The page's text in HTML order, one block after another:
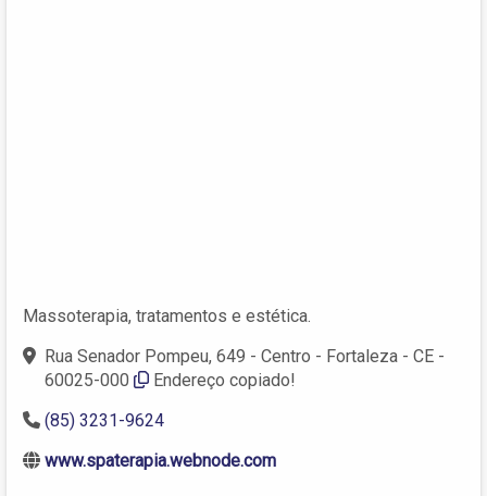
Massoterapia, tratamentos e estética.
Rua Senador Pompeu, 649 - Centro - Fortaleza - CE -
60025-000
Endereço copiado!
(85) 3231-9624
www.spaterapia.webnode.com